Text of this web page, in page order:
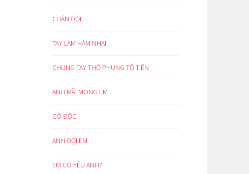
CHÁN ĐỜI
TAY LÀM HÀM NHAI
CHUNG TAY THỜ PHỤNG TỔ TIÊN
ANH MÃI MONG EM
CÔ ĐỘC
ANH ĐỢI EM
EM CÓ YÊU ANH?